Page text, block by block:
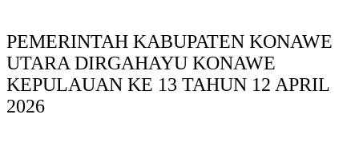
PEMERINTAH KABUPATEN KONAWE
UTARA DIRGAHAYU KONAWE
KEPULAUAN KE 13 TAHUN 12 APRIL
2026